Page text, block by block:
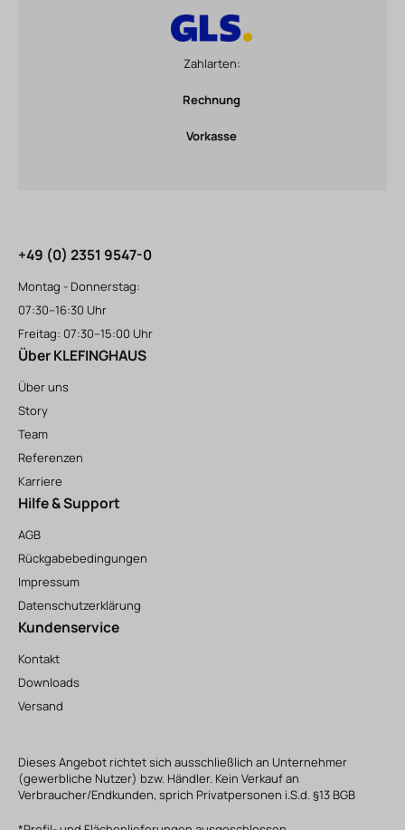
Zahlarten:
Rechnung
Vorkasse
+49 (0) 2351 9547-0
Montag - Donnerstag:
07:30–16:30 Uhr
Freitag: 07:30–15:00 Uhr
Über KLEFINGHAUS
Über uns
Story
Team
Referenzen
Karriere
Hilfe & Support
AGB
Rückgabebedingungen
Impressum
Datenschutzerklärung
Kundenservice
Kontakt
Downloads
Versand
Dieses Angebot richtet sich ausschließlich an Unternehmer
(gewerbliche Nutzer) bzw. Händler. Kein Verkauf an
Verbraucher/Endkunden, sprich Privatpersonen i.S.d. §13 BGB